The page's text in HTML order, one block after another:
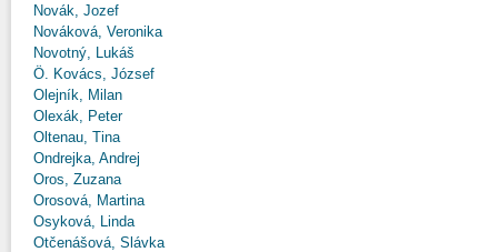
Novák, Jozef
Nováková, Veronika
Novotný, Lukáš
Ö. Kovács, József
Olejník, Milan
Olexák, Peter
Oltenau, Tina
Ondrejka, Andrej
Oros, Zuzana
Orosová, Martina
Osyková, Linda
Otčenášová, Slávka